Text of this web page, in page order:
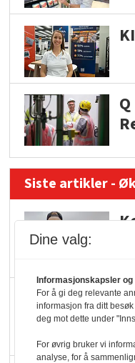
Siste artikler -
Dine valg:
Informasjonskapsler
For å gi deg relevante
informasjon fra ditt
deg mot dette under
For øvrig bruker vi
analyse, for å